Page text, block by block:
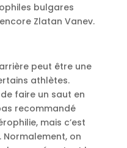
bulgares
Zlatan Vanev.
peut être une
athlètes.
de faire un saut en
recommandé
mais c’est
Normalement, on